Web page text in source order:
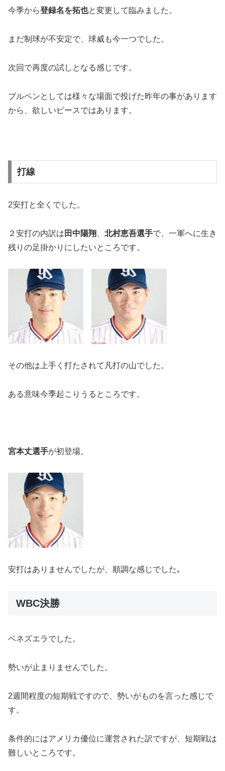
今季から登録名を拓也と変更して臨みました。
まだ制球が不安定で、球威も今一つでした。
次回で再度の試しとなる感じです。
ブルペンとしては様々な場面で投げた昨年の事があります
から、欲しいピースではあります。
打線
2安打と全くでした。
２安打の内訳は 田中陽翔 北村恵吾選手で、一軍へに生き
残りの足掛かりにしたいところです。
その他は上手く打たされて凡打の山でした。
ある意味今季起こりうるところです。
宮本丈選手が初登場。
安打はありませんでしたが、順調な感じでした｡
WBC決勝
ベネズエラでした。
勢いが止まりませんでした。
2週間程度の短期戦ですので、勢いがものを言った感じで
す。
条件的にはアメリカ優位に運営された訳ですが、短期戦は
難しいところです。